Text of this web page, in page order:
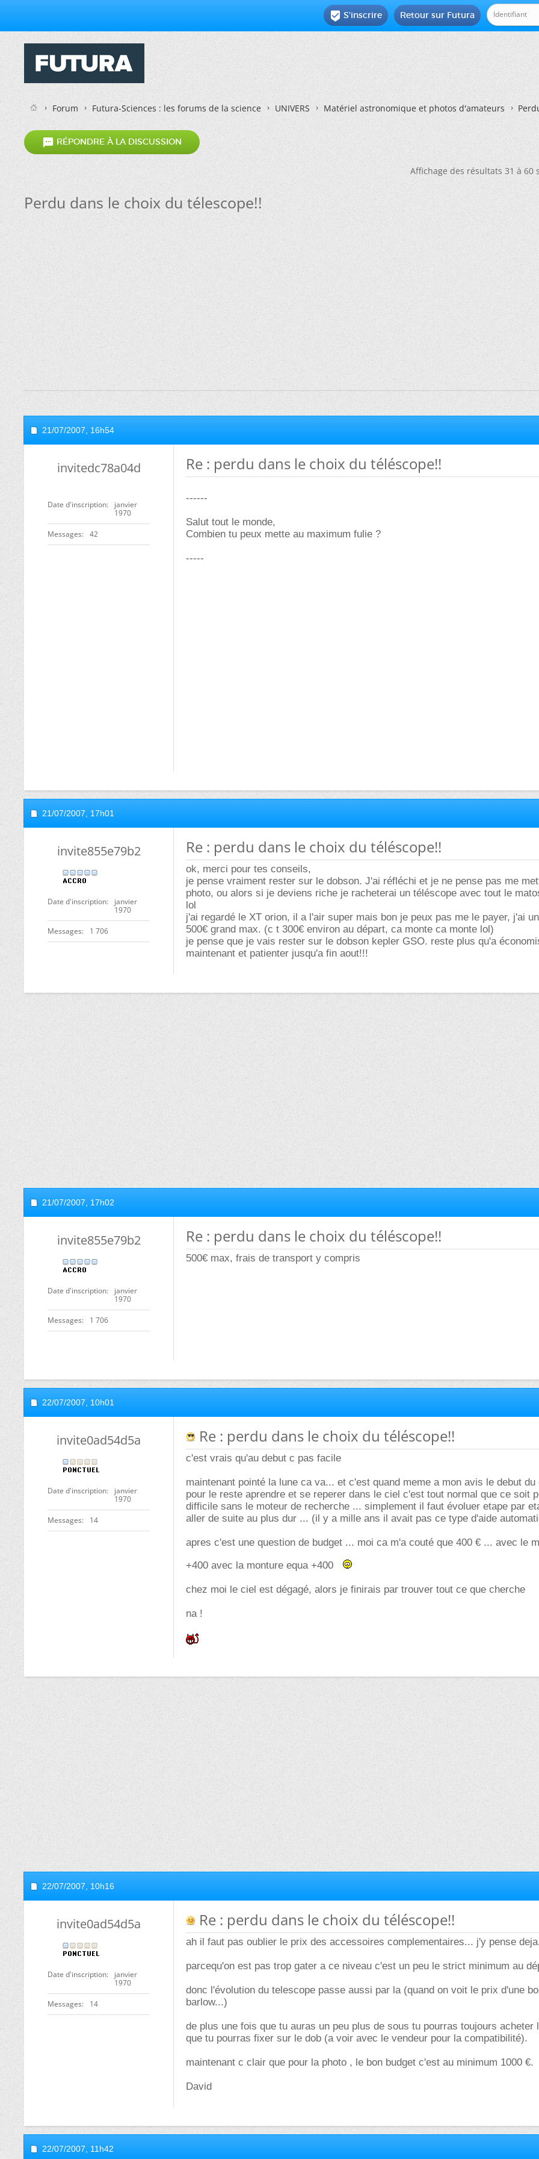
Retour sur Futura
 S'inscrire
Forum Futura-Sciences : les forums de la science UNIVERS Matériel astronomique et photos d'amateurs
 RÉPONDRE À LA DISCUSSION
Affichage des résultats 31 à 60
Perdu dans le choix du télescope!!
21/07/2007, 16h54
invitedc78a04d
Date d'inscription
janvier
1970
Messages 42
Re : perdu dans le choix du téléscope!!
------
Salut tout le monde,
Combien tu peux mette au maximum fulie ?
-----
21/07/2007, 17h01
invite855e79b2
Date d'inscription
janvier
1970
Messages 1 706
Re : perdu dans le choix du téléscope!!
ok, merci pour tes conseils,
je pense vraiment rester sur le dobson. J'ai réfléchi et je ne pense pas me
photo, ou alors si je deviens riche je racheterai un téléscope avec tout le
lol
j'ai regardé le XT orion, il a l'air super mais bon je peux pas me le payer, j'ai
500€ grand max. (c t 300€ environ au départ, ca monte ca monte lol)
je pense que je vais rester sur le dobson kepler GSO. reste plus qu'a
maintenant et patienter jusqu'a fin aout!!!
21/07/2007, 17h02
invite855e79b2
Date d'inscription
janvier
1970
Messages 1 706
Re : perdu dans le choix du téléscope!!
500€ max, frais de transport y compris
22/07/2007, 10h01
invite0ad54d5a
Date d'inscription
janvier
1970
Messages 14
Re : perdu dans le choix du téléscope!!
c'est vrais qu'au debut c pas facile
maintenant pointé la lune ca va... et c'est quand meme a mon avis le debut du
pour le reste aprendre et se reperer dans le ciel c'est tout normal que ce soit
difficile sans le moteur de recherche ... simplement il faut évoluer etape par
aller de suite au plus dur ... (il y a mille ans il avait pas ce type d'aide
apres c'est une question de budget ... moi ca m'a couté que 400 € ... avec le
+400 avec la monture equa +400
chez moi le ciel est dégagé, alors je finirais par trouver tout ce que cherche
na !
22/07/2007, 10h16
invite0ad54d5a
Date d'inscription
janvier
1970
Messages 14
Re : perdu dans le choix du téléscope!!
ah il faut pas oublier le prix des accessoires complementaires... j'y pense
parcequ'on est pas trop gater a ce niveau c'est un peu le strict minimum au
donc l'évolution du telescope passe aussi par la (quand on voit le prix d'une
barlow...)
de plus une fois que tu auras un peu plus de sous tu pourras toujours acheter
que tu pourras fixer sur le dob (a voir avec le vendeur pour la compatibilité).
maintenant c clair que pour la photo , le bon budget c'est au minimum 1000 €.
David
22/07/2007, 11h42